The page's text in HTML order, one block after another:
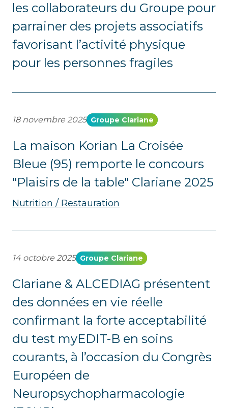
les collaborateurs du Groupe pour
parrainer des projets associatifs
favorisant l’activité physique
pour les personnes fragiles
La maison Korian La Croisée
Bleue (95) remporte le concours
"Plaisirs de la table" Clariane 2025
18 novembre 2025 Groupe Clariane
Nutrition / Restauration
Clariane & ALCEDIAG présentent
des données en vie réelle
confirmant la forte acceptabilité
du test myEDIT-B en soins
courants, à l’occasion du Congrès
Européen de
Neuropsychopharmacologie
14 octobre 2025 Groupe Clariane